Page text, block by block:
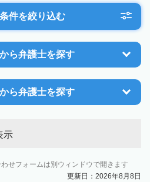
件を絞り込む
ら弁護士を探す
ら弁護士を探す
示
せフォームは別ウィンドウで開きます
更新日：2026年8月8日